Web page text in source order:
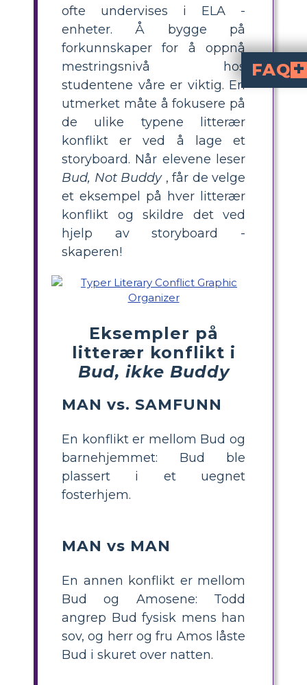
ofte undervises i ELA -
enheter. Å bygge på
forkunnskaper for å oppnå
mestringsnivå hos
studentene våre er viktig. En
utmerket måte å fokusere på
de ulike typene litterær
konflikt er ved å lage et
storyboard. Når elevene leser
Bud, Not Buddy, får de velge
et eksempel på hver litterær
konflikt og skildre det ved
hjelp av storyboard -
skaperen!
Eksempler på
litterær konflikt i
Bud, ikke Buddy
MAN vs. SAMFUNN
En konflikt er mellom Bud og
barnehjemmet: Bud ble
plassert i et uegnet
fosterhjem.
MAN vs MAN
En annen konflikt er mellom
Bud og Amosene: Todd
angrep Bud fysisk mens han
sov, og herr og fru Amos låste
Bud i skuret over natten.
FAQ